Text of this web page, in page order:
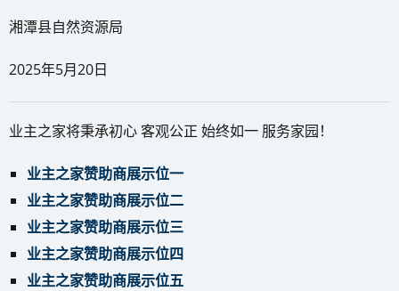
湘潭县自然资源局
2025年5月20日
业主之家将秉承初心 客观公正 始终如一 服务家园！
业主之家赞助商展示位一
业主之家赞助商展示位二
业主之家赞助商展示位三
业主之家赞助商展示位四
业主之家赞助商展示位五